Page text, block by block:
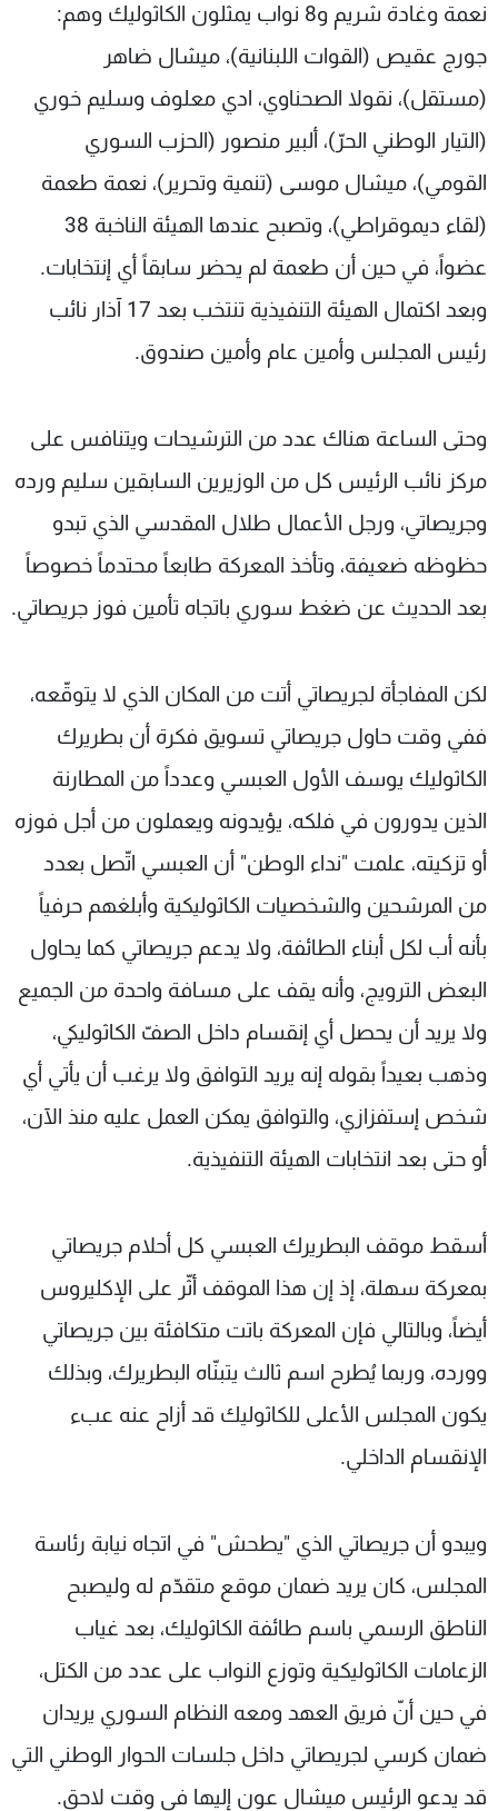
نعمة وغادة شريم و8 نواب يمثلون الكاثوليك وهم:
جورج عقيص (القوات اللبنانية)، ميشال ضاهر
(مستقل)، نقولا الصحناوي، ادي معلوف وسليم خوري
(التيار الوطني الحرّ)، ألبير منصور (الحزب السوري
القومي)، ميشال موسى (تنمية وتحرير)، نعمة طعمة
(لقاء ديموقراطي)، وتصبح عندها الهيئة الناخبة 38
عضواً، في حين أن طعمة لم يحضر سابقاً أي إنتخابات.
وبعد اكتمال الهيئة التنفيذية تنتخب بعد 17 آذار نائب
رئيس المجلس وأمين عام وأمين صندوق.
وحتى الساعة هناك عدد من الترشيحات ويتنافس على
مركز نائب الرئيس كل من الوزيرين السابقين سليم ورده
وجريصاتي، ورجل الأعمال طلال المقدسي الذي تبدو
حظوظه ضعيفة، وتأخذ المعركة طابعاً محتدماً خصوصاً
بعد الحديث عن ضغط سوري باتجاه تأمين فوز جريصاتي.
لكن المفاجأة لجريصاتي أتت من المكان الذي لا يتوقّعه،
ففي وقت حاول جريصاتي تسويق فكرة أن بطريرك
الكاثوليك يوسف الأول العبسي وعدداً من المطارنة
الذين يدورون في فلكه، يؤيدونه ويعملون من أجل فوزه
أو تزكيته، علمت "نداء الوطن" أن العبسي اتّصل بعدد
من المرشحين والشخصيات الكاثوليكية وأبلغهم حرفياً
بأنه أب لكل أبناء الطائفة، ولا يدعم جريصاتي كما يحاول
البعض الترويج، وأنه يقف على مسافة واحدة من الجميع
ولا يريد أن يحصل أي إنقسام داخل الصفّ الكاثوليكي،
وذهب بعيداً بقوله إنه يريد التوافق ولا يرغب أن يأتي أي
شخص إستفزازي، والتوافق يمكن العمل عليه منذ الآن،
أو حتى بعد انتخابات الهيئة التنفيذية.
أسقط موقف البطريرك العبسي كل أحلام جريصاتي
بمعركة سهلة، إذ إن هذا الموقف أثّر على الإكليروس
أيضاً، وبالتالي فإن المعركة باتت متكافئة بين جريصاتي
وورده، وربما يُطرح اسم ثالث يتبنّاه البطريرك، وبذلك
يكون المجلس الأعلى للكاثوليك قد أزاح عنه عبء
الإنقسام الداخلي.
ويبدو أن جريصاتي الذي "يطحش" في اتجاه نيابة رئاسة
المجلس، كان يريد ضمان موقع متقدّم له وليصبح
الناطق الرسمي باسم طائفة الكاثوليك، بعد غياب
الزعامات الكاثوليكية وتوزع النواب على عدد من الكتل،
في حين أنّ فريق العهد ومعه النظام السوري يريدان
ضمان كرسي لجريصاتي داخل جلسات الحوار الوطني التي
قد يدعو الرئيس ميشال عون إليها في وقت لاحق.